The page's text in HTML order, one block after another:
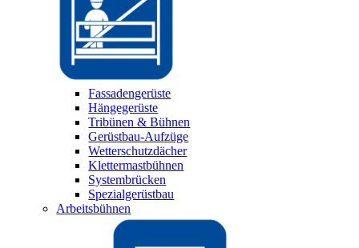
Fassadengerüste
Hängegerüste
Tribünen & Bühnen
Gerüstbau-Aufzüge
Wetterschutzdächer
Klettermastbühnen
Systembrücken
Spezialgerüstbau
Arbeitsbühnen